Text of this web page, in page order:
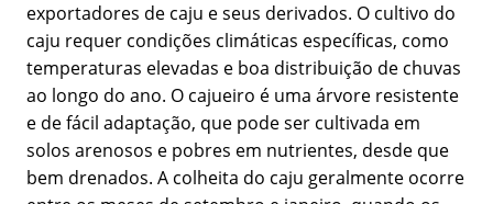
exportadores de caju e seus derivados. O cultivo do
caju requer condições climáticas específicas, como
temperaturas elevadas e boa distribuição de chuvas
ao longo do ano. O cajueiro é uma árvore resistente
e de fácil adaptação, que pode ser cultivada em
solos arenosos e pobres em nutrientes, desde que
bem drenados. A colheita do caju geralmente ocorre